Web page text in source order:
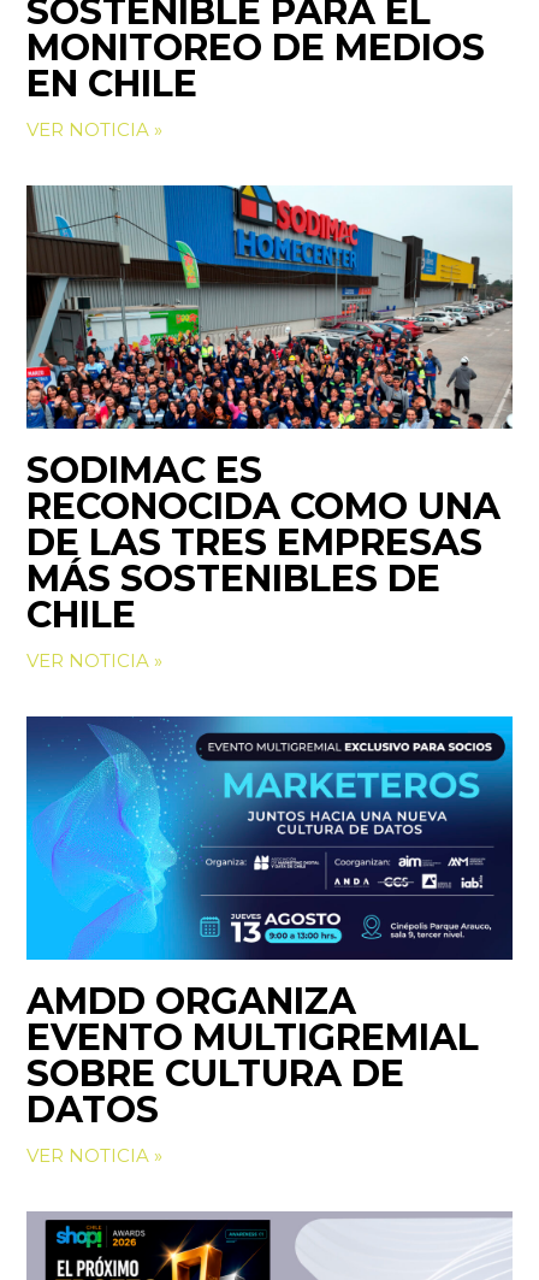
SOSTENIBLE PARA EL
MONITOREO DE MEDIOS
EN CHILE
VER NOTICIA »
SODIMAC ES
RECONOCIDA COMO UNA
DE LAS TRES EMPRESAS
MÁS SOSTENIBLES DE
CHILE
VER NOTICIA »
AMDD ORGANIZA
EVENTO MULTIGREMIAL
SOBRE CULTURA DE
DATOS
VER NOTICIA »